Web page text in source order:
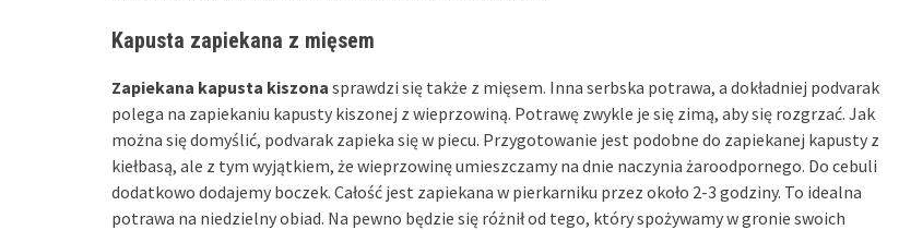
Kapusta zapiekana z mięsem
Zapiekana kapusta kiszona sprawdzi się także z mięsem. Inna serbska potrawa, a dokładniej podvarak
polega na zapiekaniu kapusty kiszonej z wieprzowiną. Potrawę zwykle je się zimą, aby się rozgrzać. Jak
można się domyślić, podvarak zapieka się w piecu. Przygotowanie jest podobne do zapiekanej kapusty z
kiełbasą, ale z tym wyjątkiem, że wieprzowinę umieszczamy na dnie naczynia żaroodpornego. Do cebuli
dodatkowo dodajemy boczek. Całość jest zapiekana w pierkarniku przez około 2-3 godziny. To idealna
potrawa na niedzielny obiad. Na pewno będzie się różnił od tego, który spożywamy w gronie swoich